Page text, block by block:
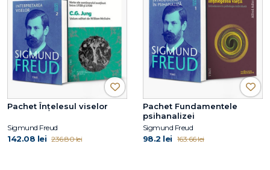
Pachet Înțelesul viselor
Sigmund Freud
142.08 lei 236.80 lei
Pachet Fundamentele
psihanalizei
Sigmund Freud
98.2 lei 163.66 lei